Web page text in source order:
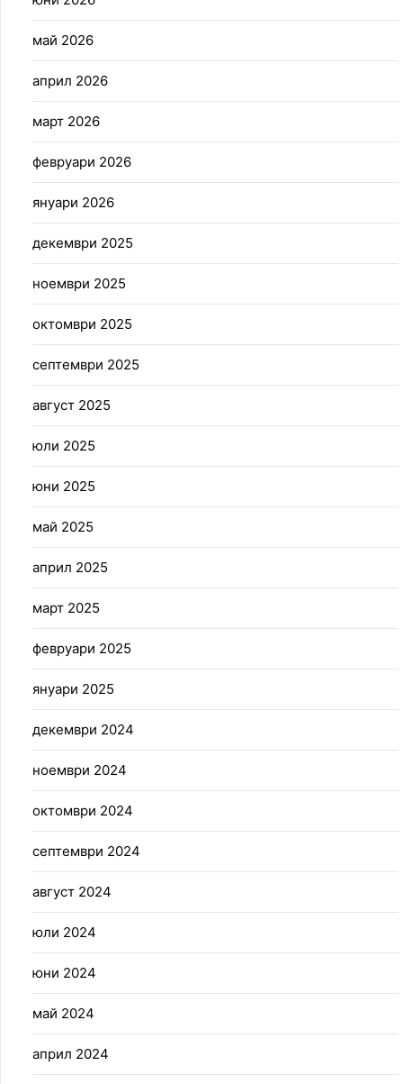
май 2026
април 2026
март 2026
февруари 2026
януари 2026
декември 2025
ноември 2025
октомври 2025
септември 2025
август 2025
юли 2025
юни 2025
май 2025
април 2025
март 2025
февруари 2025
януари 2025
декември 2024
ноември 2024
октомври 2024
септември 2024
август 2024
юли 2024
юни 2024
май 2024
април 2024